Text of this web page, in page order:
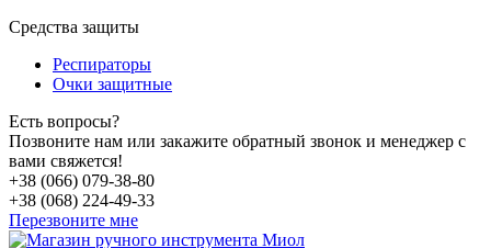
Средства защиты
Респираторы
Очки защитные
Есть вопросы?
Позвоните нам или закажите обратный звонок и менеджер с
вами свяжется!
+38 (066) 079-38-80
+38 (068) 224-49-33
Перезвоните мне